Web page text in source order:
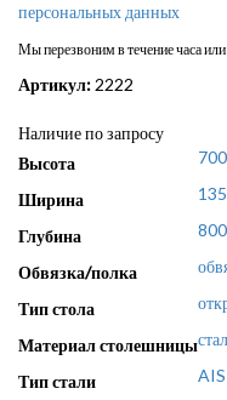
персональных данных
Мы перезвоним в течение часа
Артикул: 2222
Наличие по запросу
Высота
Ширина
Глубина
Обвязка/полка
Тип стола
Материал столешницы
Тип стали